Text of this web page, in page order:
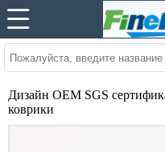
Дизайн OEM SGS
коврики